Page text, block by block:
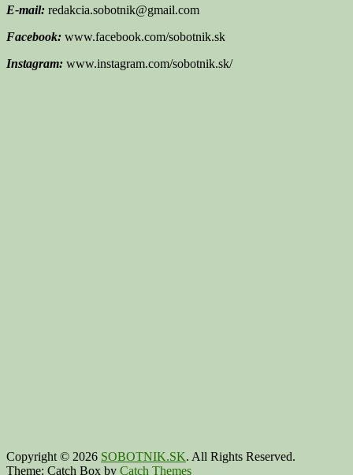
E-mail: redakcia.sobotnik@gmail.com
Facebook: www.facebook.com/sobotnik.sk
Instagram: www.instagram.com/sobotnik.sk/
Copyright © 2026 SOBOTNIK.SK. All Rights Reserved.
Theme: Catch Box by Catch Themes